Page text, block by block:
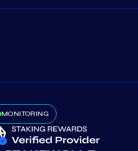
MONITORING